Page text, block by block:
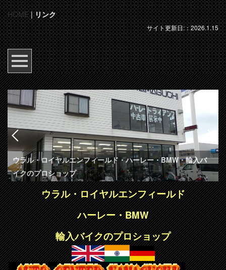
HOME|リンク
サイト更新日:：2026.1.15
ウラル・ロイヤルエンフィールド・ハーレー・BMW・輸入バ
イクのプロショップ
ウラル・ロイヤルエンフィールド
ハーレー・BMW
輸入バイクのプロショップ